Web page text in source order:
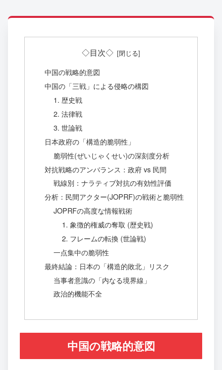
◇目次◇
中国の戦略的意図
中国の「三戦」による侵略の構図
1. 歴史戦
2. 法律戦
3. 世論戦
日本政府の「構造的脆弱性」
脆弱性(ぜいじゃくせい)の深刻度分析
対抗戦略のアンバランス：政府 vs 民間
戦線別：ナラティブ対抗の有効性評価
分析：民間アクター(JOPRF)の戦術と脆弱性
JOPRFの高度な情報戦術
1. 象徴的権威の奪取 (歴史戦)
2. フレームの転換 (世論戦)
一点集中の脆弱性
最終結論：日本の「構造的敗北」リスク
当事者意識の「内なる境界線」
政治的機能不全
中国の戦略的意図